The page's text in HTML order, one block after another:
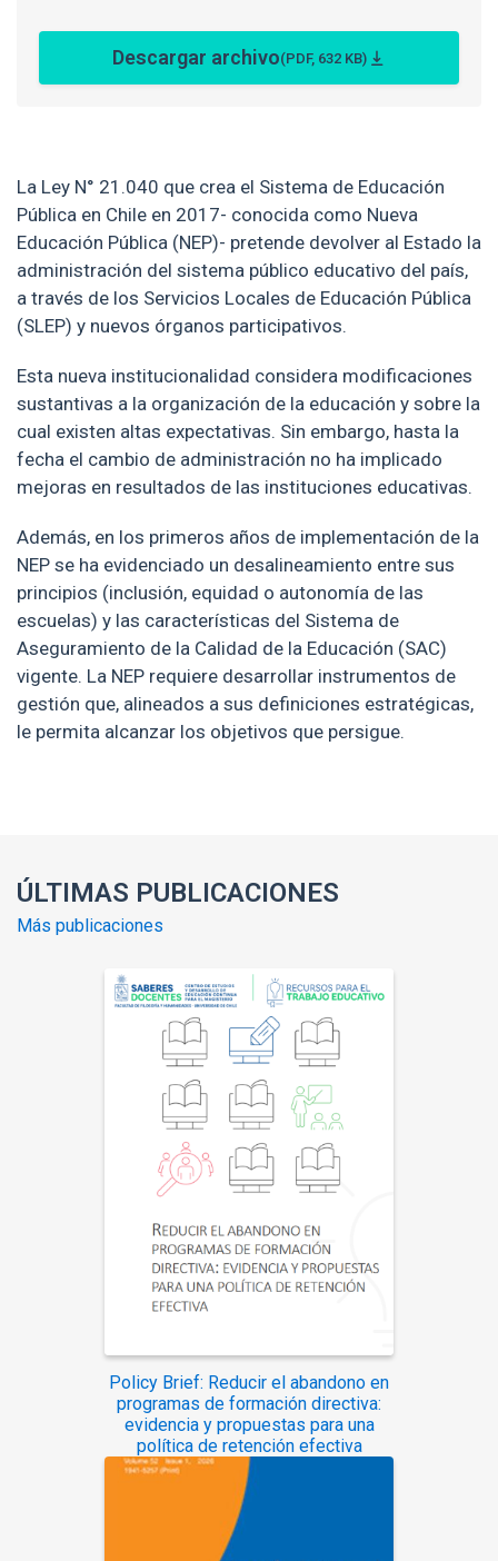
Descargar archivo(PDF, 632 KB)
La Ley N° 21.040 que crea el Sistema de Educación
Pública en Chile en 2017- conocida como Nueva
Educación Pública (NEP)- pretende devolver al Estado la
administración del sistema público educativo del país,
a través de los Servicios Locales de Educación Pública
(SLEP) y nuevos órganos participativos.
Esta nueva institucionalidad considera modificaciones
sustantivas a la organización de la educación y sobre la
cual existen altas expectativas. Sin embargo, hasta la
fecha el cambio de administración no ha implicado
mejoras en resultados de las instituciones educativas.
Además, en los primeros años de implementación de la
NEP se ha evidenciado un desalineamiento entre sus
principios (inclusión, equidad o autonomía de las
escuelas) y las características del Sistema de
Aseguramiento de la Calidad de la Educación (SAC)
vigente. La NEP requiere desarrollar instrumentos de
gestión que, alineados a sus definiciones estratégicas,
le permita alcanzar los objetivos que persigue.
ÚLTIMAS PUBLICACIONES
Más publicaciones
Policy Brief: Reducir el abandono en
programas de formación directiva:
evidencia y propuestas para una
política de retención efectiva